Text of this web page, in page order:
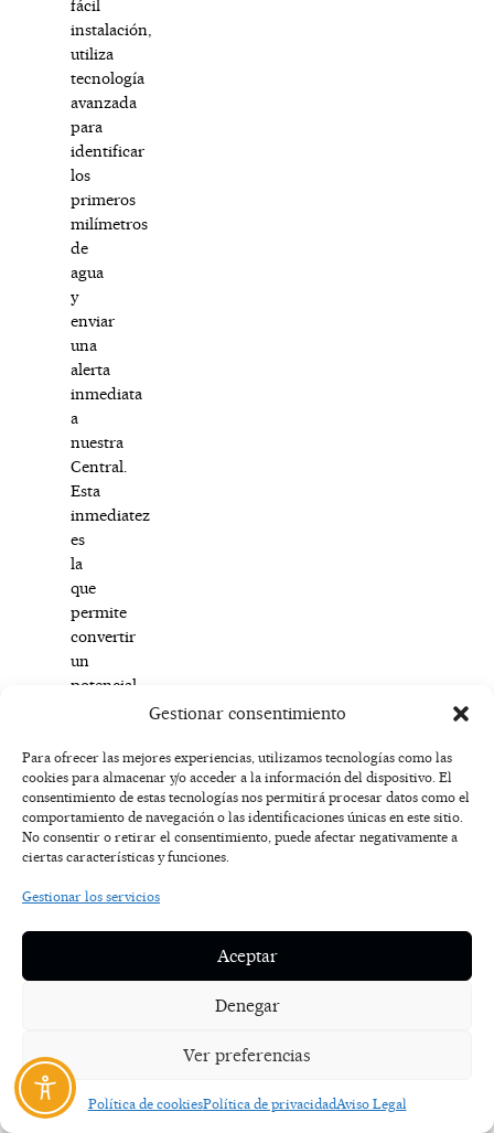
Gestionar consentimiento
Para ofrecer las mejores experiencias, utilizamos tecnologías como las
cookies para almacenar y/o acceder a la información del dispositivo. El
consentimiento de estas tecnologías nos permitirá procesar datos como el
comportamiento de navegación o las identificaciones únicas en este sitio.
No consentir o retirar el consentimiento, puede afectar negativamente a
ciertas características y funciones.
Gestionar los servicios
Aceptar
Denegar
Ver preferencias
Política de cookiesPolítica de privacidadAviso Legal
fácil
instalación,
utiliza
tecnología
avanzada
para
identificar
los
primeros
milímetros
de
agua
y
enviar
una
alerta
inmediata
a
nuestra
Central.
Esta
inmediatez
es
la
que
permite
convertir
un
potencial
miles
de
euros
en
una
incidencia.
Integrando
de
seguridad